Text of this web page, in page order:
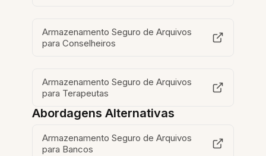
Armazenamento Seguro de Arquivos
para Conselheiros
Armazenamento Seguro de Arquivos
para Terapeutas
Abordagens Alternativas
Armazenamento Seguro de Arquivos
para Bancos